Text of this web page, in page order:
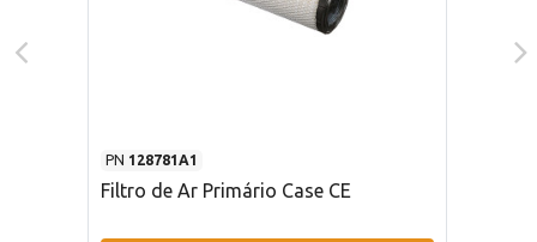
PN 128781A1
Filtro de Ar Primário Case CE